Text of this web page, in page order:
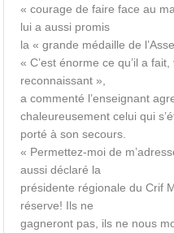
« courage de faire face au
lui a aussi promis
la « grande médaille de
« C’est énorme ce qu’il a
reconnaissant »,
a commenté l’enseignant
chaleureusement celui qui
porté à son secours.
« Permettez-moi de
aussi déclaré la
présidente régionale du Crif
réserve! Ils ne
gagneront pas, ils ne nous